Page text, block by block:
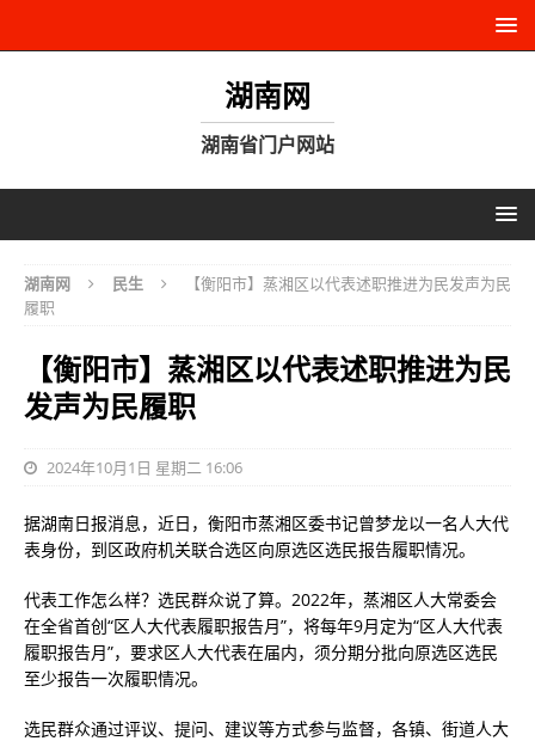
湖南网
湖南省门户网站
湖南网 民生
【衡阳市】蒸湘区以代表述职推进为民发声为民
履职
【衡阳市】蒸湘区以代表述职推进为民
发声为民履职
2024年10月1日 星期二 16:06
据湖南日报消息，近日，衡阳市蒸湘区委书记曾梦龙以一名人大代
表身份，到区政府机关联合选区向原选区选民报告履职情况。
代表工作怎么样？选民群众说了算。2022年，蒸湘区人大常委会
在全省首创“区人大代表履职报告月”，将每年9月定为“区人大代表
履职报告月”，要求区人大代表在届内，须分期分批向原选区选民
至少报告一次履职情况。
选民群众通过评议、提问、建议等方式参与监督，各镇、街道人大